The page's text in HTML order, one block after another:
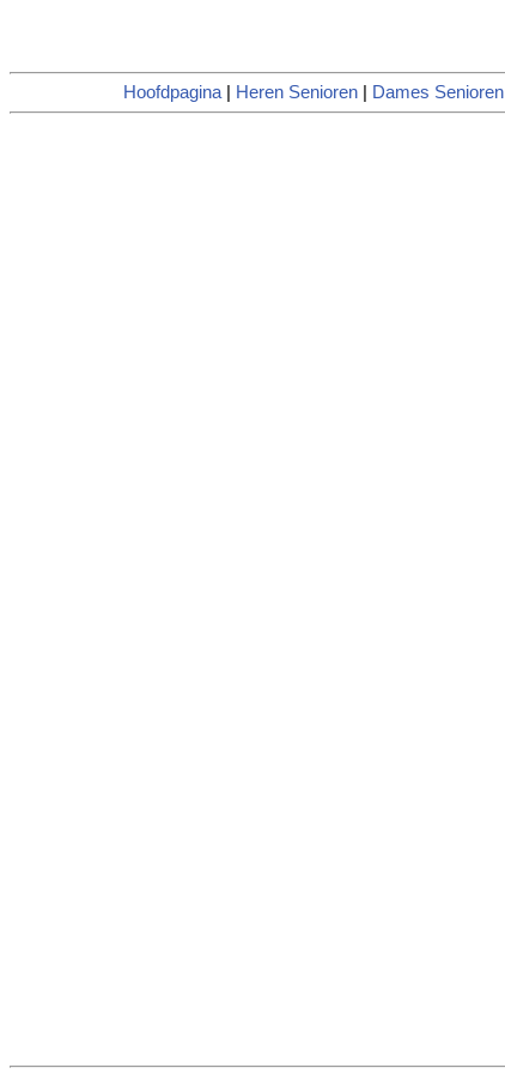
Hoofdpagina| Heren Senioren Dames Senioren